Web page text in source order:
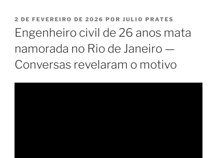
PUBLICADO
EM
2 DE FEVEREIRO DE 2026 POR JULIO PRATES
Engenheiro civil de 26 anos mata
namorada no Rio de Janeiro —
Conversas revelaram o motivo